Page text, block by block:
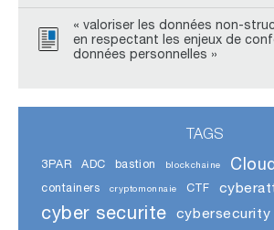
« valoriser les données non-
en respectant les enjeux de
données personnelles »
TAGS
3PAR ADC bastion blockchaine
containers cryptomonnaie CTF
cyber securite cybersecurity